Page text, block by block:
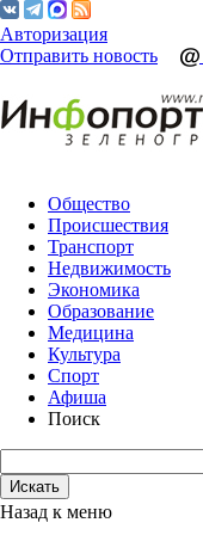
Авторизация
Отправить новость
Общество
Происшествия
Транспорт
Недвижимость
Экономика
Образование
Медицина
Культура
Спорт
Афиша
Поиск
Назад к меню